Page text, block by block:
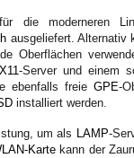
die moderneren
ausgeliefert. Alternativ
Oberflächen
X11-Server und einem
ebenfalls freie GPE-
installiert werden.
um als LAMP-
Karte kann der